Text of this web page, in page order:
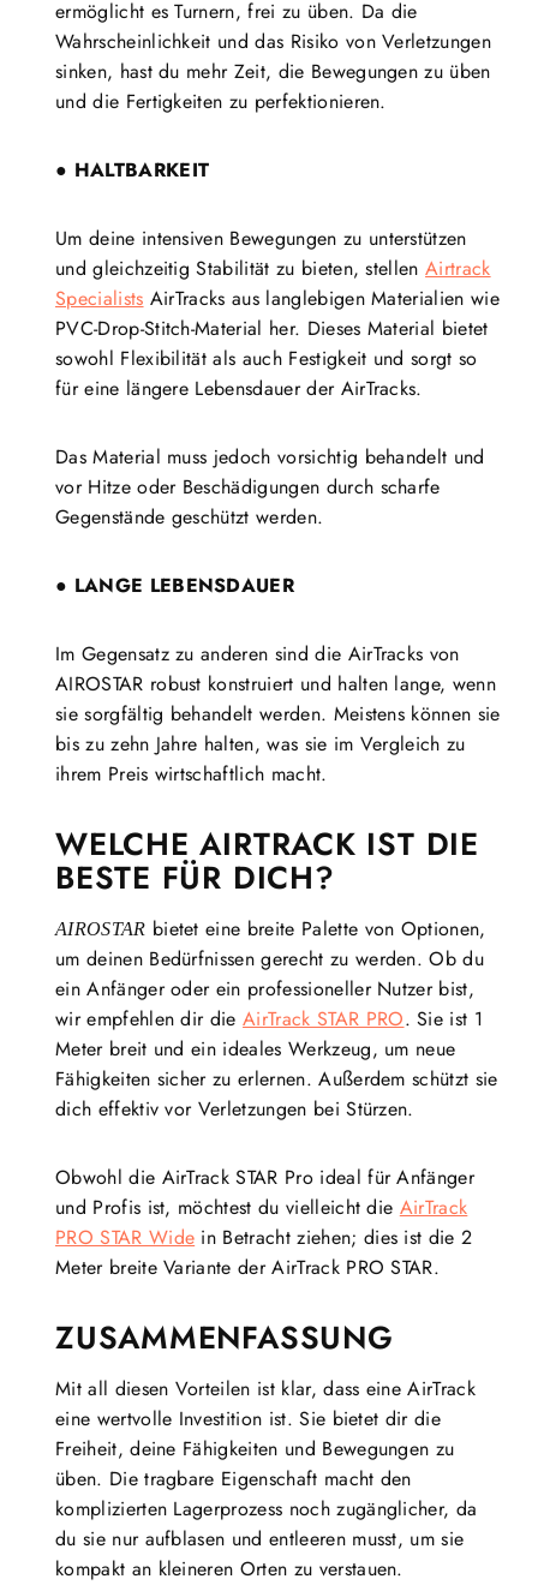
ermöglicht es Turnern, frei zu üben. Da die
Wahrscheinlichkeit und das Risiko von Verletzungen
sinken, hast du mehr Zeit, die Bewegungen zu üben
und die Fertigkeiten zu perfektionieren.
● HALTBARKEIT
Um deine intensiven Bewegungen zu unterstützen
und gleichzeitig Stabilität zu bieten, stellenAirtrack
Specialists AirTracks aus langlebigen Materialien wie
PVC-Drop-Stitch-Material her. Dieses Material bietet
sowohl Flexibilität als auch Festigkeit und sorgt so
für eine längere Lebensdauer der AirTracks.
Das Material muss jedoch vorsichtig behandelt und
vor Hitze oder Beschädigungen durch scharfe
Gegenstände geschützt werden.
● LANGE LEBENSDAUER
Im Gegensatz zu anderen sind die AirTracks von
AIROSTAR robust konstruiert und halten lange, wenn
sie sorgfältig behandelt werden. Meistens können sie
bis zu zehn Jahre halten, was sie im Vergleich zu
ihrem Preis wirtschaftlich macht.
WELCHE AIRTRACK IST DIE
BESTE FÜR DICH?
AIROSTAR bietet eine breite Palette von Optionen,
um deinen Bedürfnissen gerecht zu werden. Ob du
ein Anfänger oder ein professioneller Nutzer bist,
wir empfehlen dir dieAirTrack STAR PRO. Sie ist 1
Meter breit und ein ideales Werkzeug, um neue
Fähigkeiten sicher zu erlernen. Außerdem schützt sie
dich effektiv vor Verletzungen bei Stürzen.
Obwohl die AirTrack STAR Pro ideal für Anfänger
und Profis ist, möchtest du vielleicht die AirTrack
PRO STAR Wide in Betracht ziehen; dies ist die 2
Meter breite Variante der AirTrack PRO STAR.
ZUSAMMENFASSUNG
Mit all diesen Vorteilen ist klar, dass eine AirTrack
eine wertvolle Investition ist. Sie bietet dir die
Freiheit, deine Fähigkeiten und Bewegungen zu
üben. Die tragbare Eigenschaft macht den
komplizierten Lagerprozess noch zugänglicher, da
du sie nur aufblasen und entleeren musst, um sie
kompakt an kleineren Orten zu verstauen.